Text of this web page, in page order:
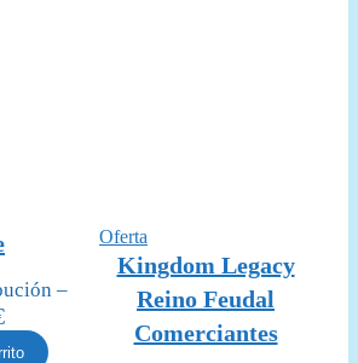
–
Oferta
oferta
Kingdom Legacy
Reino Feudal
Comerciantes